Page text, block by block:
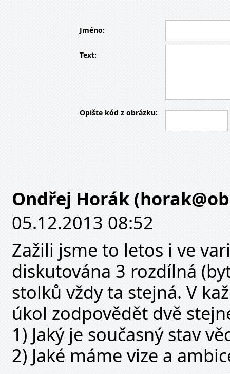
Jméno:
Text:
Opište kód z obrázku:
Ondřej Horák
05.12.2013 08:52
Zažili jsme to letos i ve
diskutována 3 rozdílná
stolků vždy ta stejná. V
úkol zodpovědět dvě
1) Jaký je současný stav
2) Jaké máme vize a